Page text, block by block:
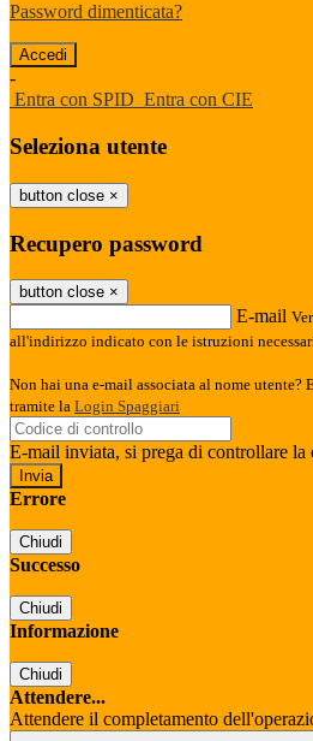
Password dimenticata?
-
Entra con SPID Entra con CIE
Seleziona utente
button close ×
Recupero password
button close ×
E-mail
all'indirizzo indicato con le istruzioni
Non hai una e-mail associata al nome utente?
tramite la Login Spaggiari
E-mail inviata, si prega di controllare la
Errore
Chiudi
Successo
Chiudi
Informazione
Chiudi
Attendere...
Attendere il completamento